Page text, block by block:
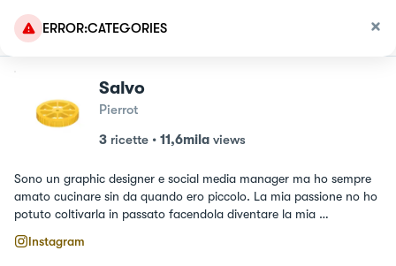
ERROR:CATEGORIES
Salvo
Pierrot
3 ricette • 11,6mila views
Sono un graphic designer e social media manager ma ho sempre
amato cucinare sin da quando ero piccolo. La mia passione no ho
potuto coltivarla in passato facendola diventare la mia
per esprimere il mio amore per la cucina.
Instagram